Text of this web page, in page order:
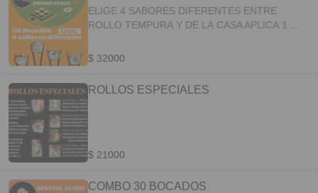
ELIGE 4 SABORES DIFERENTES ENTRE
ROLLO TEMPURA Y DE LA CASA APLICA 1
$ 32000
ROLLOS ESPECIALES
$ 21000
COMBO 30 BOCADOS